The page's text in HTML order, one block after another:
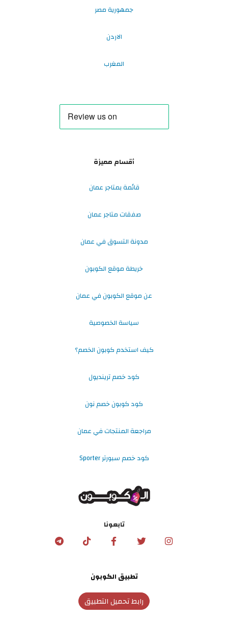
جمهورية مصر
الاردن
المغرب
أقسام مميزة
قائمة بمتاجر عمان
صفقات متاجر عمان
مدونة التسوق في عمان
خريطة موقع الكوبون
عن موقع الكوبون في عمان
سياسة الخصوصية
كيف استخدم كوبون الخصم؟
كود خصم ترينديول
كود كوبون خصم نون
مراجعة المنتجات في عمان
كود خصم سبورتر Sporter
تابعونا
تطبيق الكوبون
رابط تحميل التطبيق